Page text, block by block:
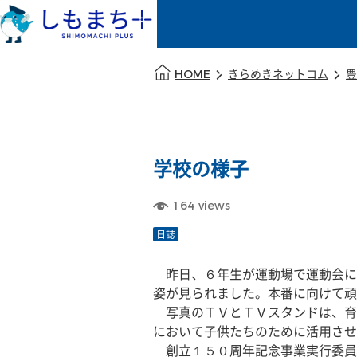
HOME きらめきネットコム
学校の様子
164 views
日誌
昨日、６年生が運動場で運動会
姿が見られました。本番に向けて
写真のＴＶとＴＶスタンドは、
において子供たちのために活用さ
創立１５０周年記念事業実行委